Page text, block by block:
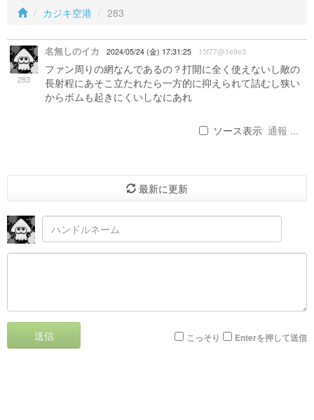
カジキ空港 283
283
名無しのイカ 2024/05/24 (金) 17:31:25 15f77@1e9e3
ファン周りの網なんであるの？打開に全く使えないし敵の
長射程にあそこ立たれたら一方的に抑えられて詰むし狭い
からボムも起きにくいしなにあれ
ソース表示 通報 ...
最新に更新
送信 こっそり Enterを押して送信